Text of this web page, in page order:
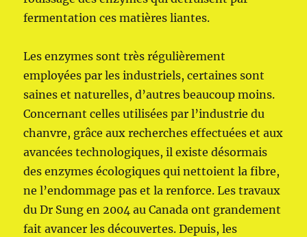
fermentation ces matières liantes.
Les enzymes sont très régulièrement
employées par les industriels, certaines sont
saines et naturelles, d’autres beaucoup moins.
Concernant celles utilisées par l’industrie du
chanvre, grâce aux recherches effectuées et aux
avancées technologiques, il existe désormais
des enzymes écologiques qui nettoient la fibre,
ne l’endommage pas et la renforce. Les travaux
du Dr Sung en 2004 au Canada ont grandement
fait avancer les découvertes. Depuis, les